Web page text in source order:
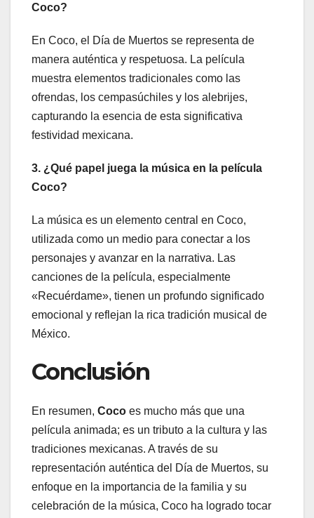
Coco?
En Coco, el Día de Muertos se representa de
manera auténtica y respetuosa. La película
muestra elementos tradicionales como las
ofrendas, los cempasúchiles y los alebrijes,
capturando la esencia de esta significativa
festividad mexicana.
3. ¿Qué papel juega la música en la película
Coco?
La música es un elemento central en Coco,
utilizada como un medio para conectar a los
personajes y avanzar en la narrativa. Las
canciones de la película, especialmente
«Recuérdame», tienen un profundo significado
emocional y reflejan la rica tradición musical de
México.
Conclusión
En resumen, Coco es mucho más que una
película animada; es un tributo a la cultura y las
tradiciones mexicanas. A través de su
representación auténtica del Día de Muertos, su
enfoque en la importancia de la familia y su
celebración de la música, Coco ha logrado tocar